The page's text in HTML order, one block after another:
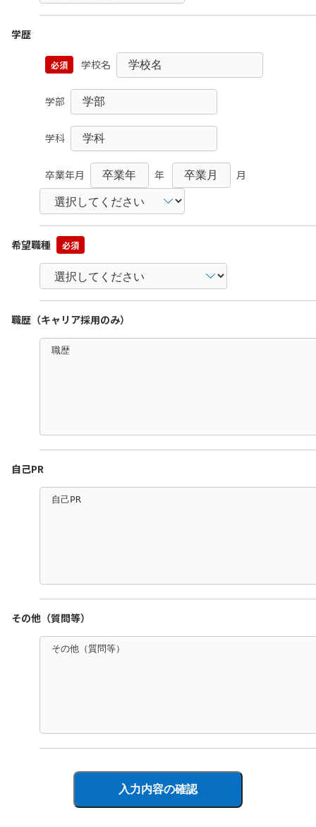
学歴
必須 学校名
学部
学科
卒業年月 年 月
希望職種 必須
職歴（キャリア採用のみ）
自己PR
その他（質問等）